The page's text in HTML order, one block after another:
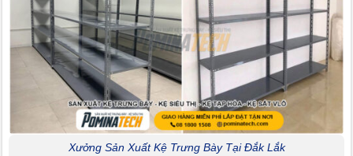
Xưởng Sản Xuất Kệ Trưng Bày Tại Đắk Lắk